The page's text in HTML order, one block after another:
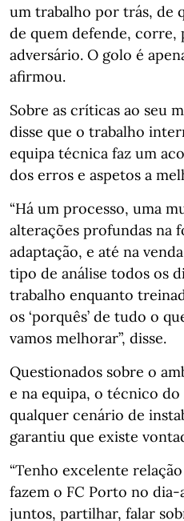
um trabalho por trás, de
de quem defende, corre,
adversário. O golo é
afirmou.
Sobre as críticas ao seu
disse que o trabalho
equipa técnica faz um
dos erros e aspetos a
“Há um processo, uma
alterações profundas na
adaptação, e até na
tipo de análise todos os
trabalho enquanto
os ‘porquês’ de tudo o
vamos melhorar”, disse.
Questionados sobre o
e na equipa, o técnico do
qualquer cenário de
garantiu que existe
“Tenho excelente
fazem o FC Porto no
juntos, partilhar, falar